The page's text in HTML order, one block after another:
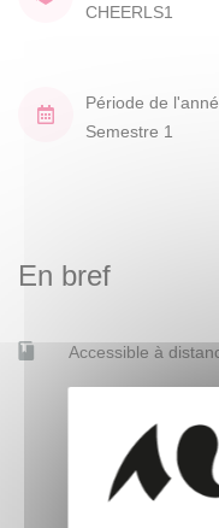
CHEERLS1
Période de
Semestre 1
En bref
Accessible à